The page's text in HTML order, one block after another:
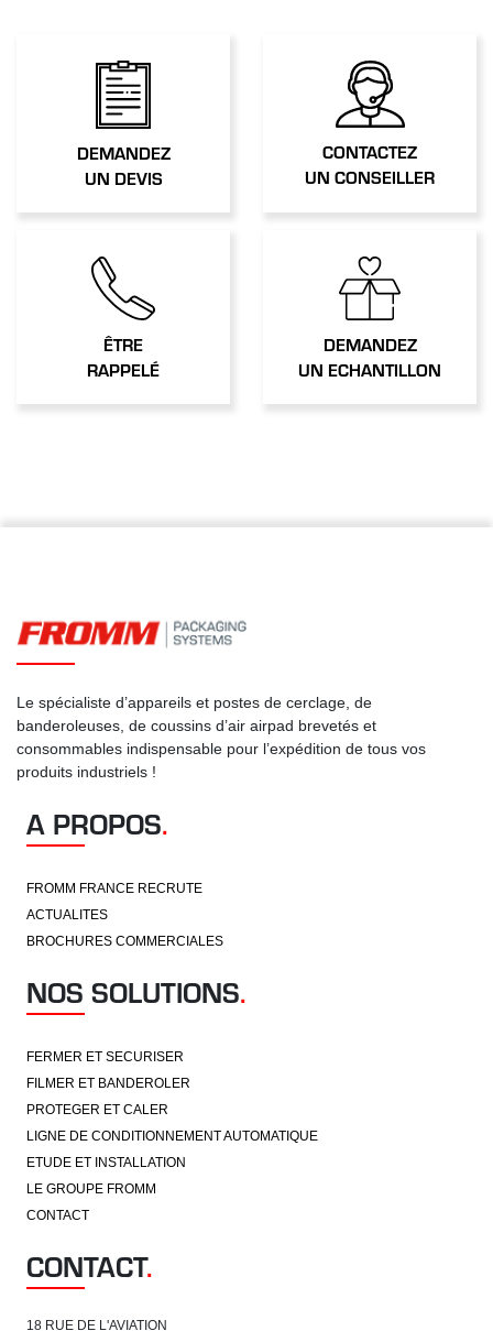
DEMANDEZ
UN DEVIS
CONTACTEZ
UN CONSEILLER
ÊTRE
RAPPELÉ
DEMANDEZ
UN ECHANTILLON
Le spécialiste d’appareils et postes de cerclage, de
banderoleuses, de coussins d’air airpad brevetés et
consommables indispensable pour l’expédition de tous vos
produits industriels !
A PROPOS.
FROMM FRANCE RECRUTE
ACTUALITES
BROCHURES COMMERCIALES
NOS SOLUTIONS.
FERMER ET SECURISER
FILMER ET BANDEROLER
PROTEGER ET CALER
LIGNE DE CONDITIONNEMENT AUTOMATIQUE
ETUDE ET INSTALLATION
LE GROUPE FROMM
CONTACT
CONTACT.
18 RUE DE L'AVIATION